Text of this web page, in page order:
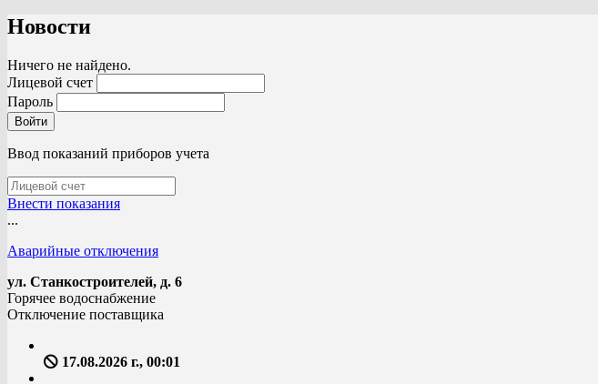
Новости
Ничего не найдено.
Лицевой счет
Пароль
Войти
Ввод показаний приборов учета
Внести показания
...
Аварийные отключения
ул. Станкостроителей, д. 6
Горячее водоснабжение
Отключение поставщика
17.08.2026 г., 00:01